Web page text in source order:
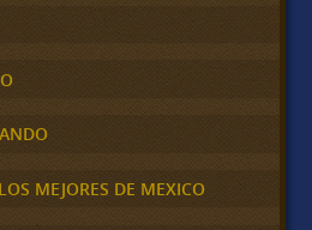
MEJORES DE MEXICO